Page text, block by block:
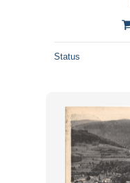
Status